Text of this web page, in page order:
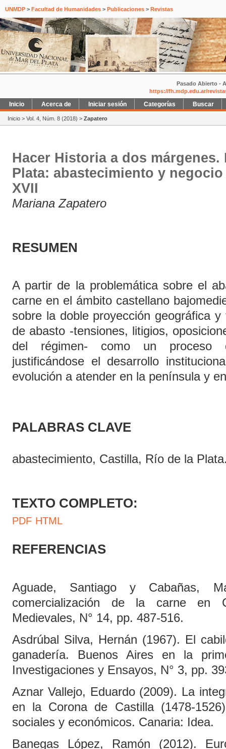
UNMDP > Facultad de Humanidades > Publicaciones > Revistas
Pasado Abierto -
https://fh.mdp.edu.ar/
Inicio Acerca de Iniciar sesión Categorías Buscar
Inicio > Vol. 4, Núm. 8 (2018) > Zapatero
Hacer Historia a dos
Plata: abastecimiento y
XVII
Mariana Zapatero
RESUMEN
A partir de la problemática sobre el
carne en el ámbito castellano
sobre la doble proyección geográfica
de abasto -tensiones, litigios,
del régimen- como un proceso
justificándose el desarrollo
evolución a atender en la península y
PALABRAS CLAVE
abastecimiento, Castilla, Río de la
TEXTO COMPLETO:
PDF HTML
REFERENCIAS
Aguade, Santiago y Cabañas,
comercialización de la carne en
Medievales, N° 14, pp. 487-516.
Asdrúbal Silva, Hernán (1967). El
ganadería. Buenos Aires en la
Investigaciones y Ensayos, N° 3, pp.
Aznar Vallejo, Eduardo (2009). La
en la Corona de Castilla (1478-
sociales y económicos. Canaria: Idea.
Banegas López, Ramón (2012).